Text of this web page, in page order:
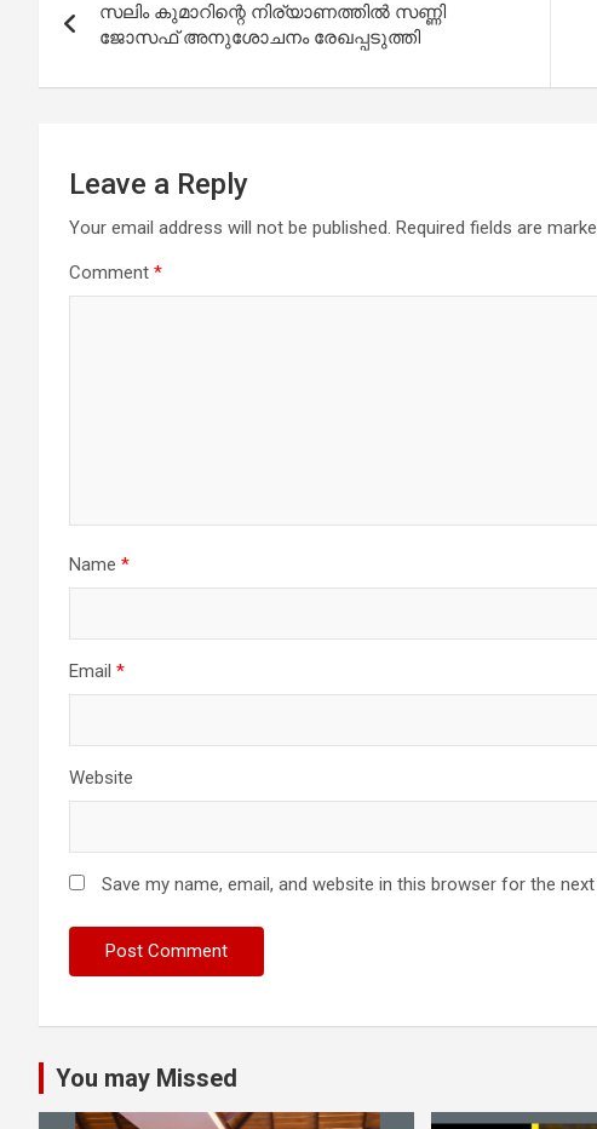
navigation
സലിം കുമാറിന്റെ നിര്യാണത്തില്‍ സണ്ണി
ജോസഫ് അനുശോചനം രേഖപ്പടുത്തി
Leave a Reply
Your email address will not be published. Required fields are
Comment *
Name *
Email *
Website
Save my name, email, and website in this browser for the
You may Missed